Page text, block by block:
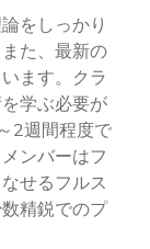
をしっかり
た、最新の
ます。クラ
学ぶ必要が
2週間程度で
ンバーはフ
せるフルス
精鋭でのプ